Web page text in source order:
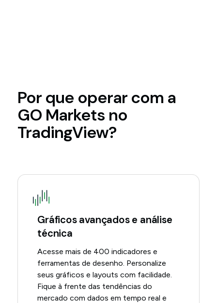
Por que operar com a
GO Markets no
TradingView?
Gráficos avançados e análise
técnica
Acesse mais de 400 indicadores e
ferramentas de desenho. Personalize
seus gráficos e layouts com facilidade.
Fique à frente das tendências do
mercado com dados em tempo real e